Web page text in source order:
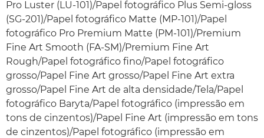
Pro Luster (LU-101)/Papel fotográfico Plus Semi-gloss
(SG-201)/Papel fotográfico Matte (MP-101)/Papel
fotográfico Pro Premium Matte (PM-101)/Premium
Fine Art Smooth (FA-SM)/Premium Fine Art
Rough/Papel fotográfico fino/Papel fotográfico
grosso/Papel Fine Art grosso/Papel Fine Art extra
grosso/Papel Fine Art de alta densidade/Tela/Papel
fotográfico Baryta/Papel fotográfico (impressão em
tons de cinzentos)/Papel Fine Art (impressão em tons
de cinzentos)/Papel fotográfico (impressão em